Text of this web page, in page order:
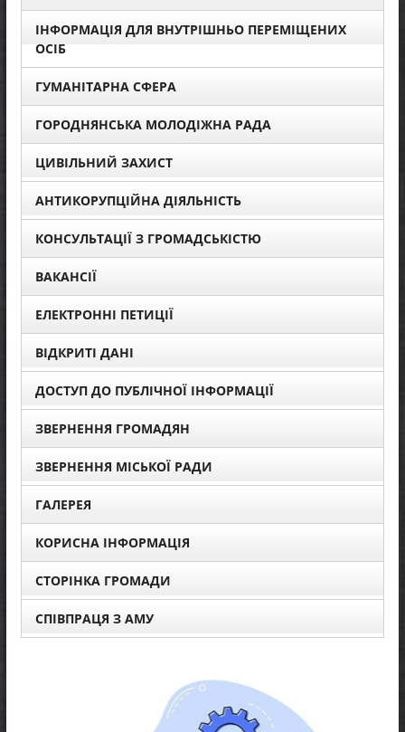
ІНФОРМАЦІЯ ДЛЯ ВНУТРІШНЬО ПЕРЕМІЩЕНИХ
ОСІБ
ГУМАНІТАРНА СФЕРА
ГОРОДНЯНСЬКА МОЛОДІЖНА РАДА
ЦИВІЛЬНИЙ ЗАХИСТ
АНТИКОРУПЦІЙНА ДІЯЛЬНІСТЬ
КОНСУЛЬТАЦІЇ З ГРОМАДСЬКІСТЮ
ВАКАНСІЇ
ЕЛЕКТРОННІ ПЕТИЦІЇ
ВІДКРИТІ ДАНІ
ДОСТУП ДО ПУБЛІЧНОЇ ІНФОРМАЦІЇ
ЗВЕРНЕННЯ ГРОМАДЯН
ЗВЕРНЕННЯ МІСЬКОЇ РАДИ
ГАЛЕРЕЯ
КОРИСНА ІНФОРМАЦІЯ
СТОРІНКА ГРОМАДИ
СПІВПРАЦЯ З АМУ